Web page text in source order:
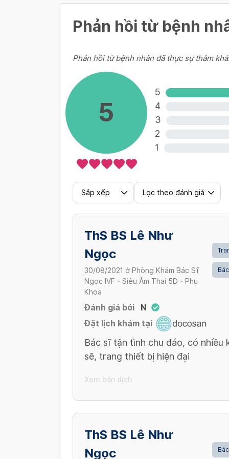
490,000 VND
280,000 VND
Phản hồi từ bệnh
Phản hồi từ bệnh nhân đã thực sự thăm
5
5
4
3
2
1
Sắp xếp Lọc theo đánh giá
ThS BS Lê Như
Ngọc
30/08/2021 ở Phòng Khám Bác Sĩ
Ngọc IVF - Siêu Âm Thai 5D - Phụ
Khoa
Đánh giá bởi
N
Đặt lịch khám tại
Bác sĩ tận tình chu đáo, có nhiều
sẽ, trang thiết bị hiện đại
Xem bản dịch
ThS BS Lê Như
Ngọc